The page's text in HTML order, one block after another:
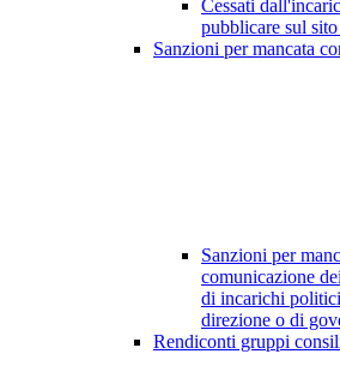
Cessati
pubblicare sul
Sanzioni per mancata
Sanzioni per
comunicazione
di incarichi
direzione o di
Rendiconti gruppi